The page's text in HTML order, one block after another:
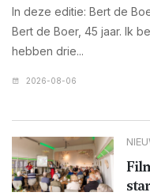
In deze editie: Bert de
Bert de Boer, 45 jaar. Ik
hebben drie...
2026-08-06